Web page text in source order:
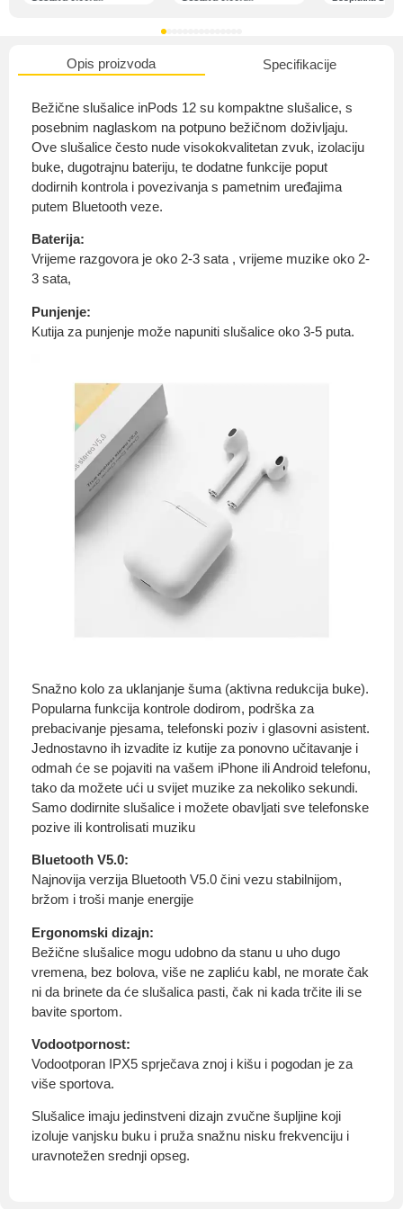
Opis proizvoda Specifikacije
Bežične slušalice inPods 12 su kompaktne slušalice, s
posebnim naglaskom na potpuno bežičnom doživljaju.
Ove slušalice često nude visokokvalitetan zvuk, izolaciju
buke, dugotrajnu bateriju, te dodatne funkcije poput
dodirnih kontrola i povezivanja s pametnim uređajima
putem Bluetooth veze.
Baterija:
Vrijeme razgovora je oko 2-3 sata , vrijeme muzike oko 2-
3 sata,
Punjenje:
Kutija za punjenje može napuniti slušalice oko 3-5 puta.
Snažno kolo za uklanjanje šuma (aktivna redukcija buke).
Popularna funkcija kontrole dodirom, podrška za
prebacivanje pjesama, telefonski poziv i glasovni asistent.
Jednostavno ih izvadite iz kutije za ponovno učitavanje i
odmah će se pojaviti na vašem iPhone ili Android telefonu,
tako da možete ući u svijet muzike za nekoliko sekundi.
Samo dodirnite slušalice i možete obavljati sve telefonske
pozive ili kontrolisati muziku
Bluetooth V5.0:
Najnovija verzija Bluetooth V5.0 čini vezu stabilnijom,
bržom i troši manje energije
Ergonomski dizajn:
Bežične slušalice mogu udobno da stanu u uho dugo
vremena, bez bolova, više ne zapliću kabl, ne morate čak
ni da brinete da će slušalica pasti, čak ni kada trčite ili se
bavite sportom.
Vodootpornost:
Vodootporan IPX5 sprječava znoj i kišu i pogodan je za
više sportova.
Slušalice imaju jedinstveni dizajn zvučne šupljine koji
izoluje vanjsku buku i pruža snažnu nisku frekvenciju i
uravnotežen srednji opseg.
O nama
Privatnost kupca